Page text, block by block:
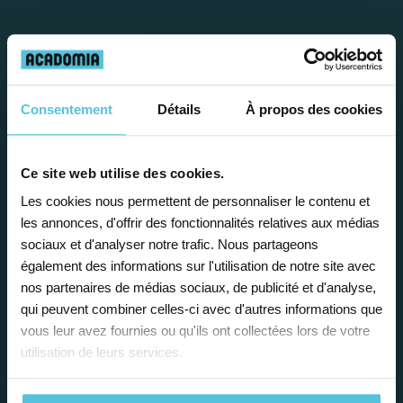
Consentement Détails À propos des cookies
Ce site web utilise des cookies.
Les cookies nous permettent de personnaliser le contenu et
les annonces, d'offrir des fonctionnalités relatives aux médias
sociaux et d'analyser notre trafic. Nous partageons
également des informations sur l'utilisation de notre site avec
nos partenaires de médias sociaux, de publicité et d'analyse,
qui peuvent combiner celles-ci avec d'autres informations que
vous leur avez fournies ou qu'ils ont collectées lors de votre
utilisation de leurs services.
Travailler chez Acadomia
présente denombreux
avantages
Enseignez près de chez vous, selon
vos horaires
Afin de garantir le meilleur
accompagnement, nous organisons votre
emploi du temps en fonction de votre profil,
vos disponibilités et votre flexibilité.